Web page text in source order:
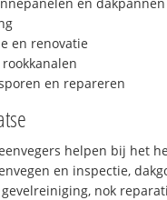
en renovatie
en repareren
helpen bij het
en inspectie,
nok